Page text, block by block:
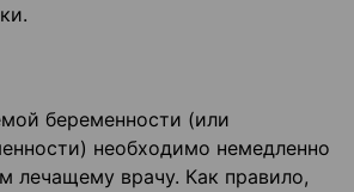
беременности (или
необходимо немедленно
лечащему врачу. Как правило,